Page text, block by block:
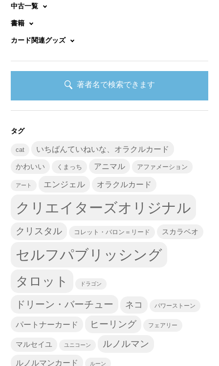
中古一覧
書籍
カード関連グッズ
著者名で検索できます
タグ
cat いちばんていねいな、オラクルカード
かわいい くまっち アニマル アファメーション
アート エンジェル オラクルカード
クリエイターズオリジナル
クリスタル コレット・バロン＝リード スカラベオ
セルフパブリッシング
タロット ドラゴン
ドリーン・バーチュー ネコ パワーストーン
パートナーカード ヒーリング フェアリー
マルセイユ ユニコーン ルノルマン
ルノルマンカード ルーン